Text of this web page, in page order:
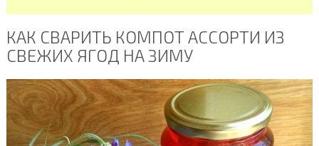
КАК СВАРИТЬ КОМПОТ АССОРТИ ИЗ
СВЕЖИХ ЯГОД НА ЗИМУ